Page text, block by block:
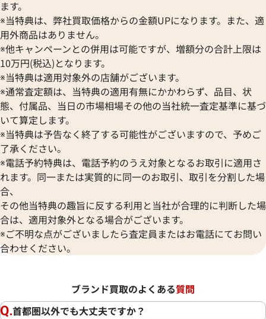
ます。
※当特典は、弊社買取価格からの金額UPになります。また、適
用外商品はありません。
※他キャンペーンとの併用は可能ですが、増額分の合計上限は
10万円(税込)となります。
※当特典は適用対象外の店舗がございます。
※通常査定額は、当特典の適用有無にかかわらず、品目、状
態、付属品、当日の市場相場その他の当社統一査定基準に基づ
いて算定します。
※当特典は予告なく終了する可能性がございますので、予めご
了承ください。
※電話予約特典は、電話予約のうえ対象となるお取引に適用さ
れます。同一または実質的に同一のお取引、取引を分割した場
合、
その他当特典の趣旨に反する利用と当社が合理的に判断した場
合は、適用対象外となる場合がございます。
※ご不明な点がございましたら査定員またはお電話にてお問い
合わせください。
ブランド買取のよくある質問
首都圏以外でも大丈夫ですか？